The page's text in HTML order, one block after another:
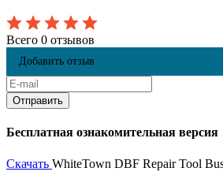
Всего 0 отзывов
Добавить отзыв
Бесплатная ознакомительная версия
Скачать WhiteTown DBF Repair Tool